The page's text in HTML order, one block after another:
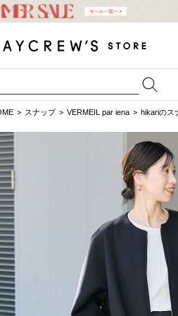
スナップ VERMEIL par iena hikariのス